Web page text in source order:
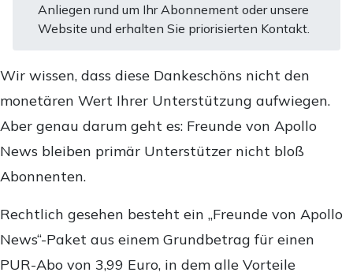
Anliegen rund um Ihr Abonnement oder unsere
Website und erhalten Sie priorisierten Kontakt.
Wir wissen, dass diese Dankeschöns nicht den
monetären Wert Ihrer Unterstützung aufwiegen.
Aber genau darum geht es: Freunde von Apollo
News bleiben primär Unterstützer nicht bloß
Abonnenten.
Rechtlich gesehen besteht ein „Freunde von Apollo
News“-Paket aus einem Grundbetrag für einen
PUR-Abo von 3,99 Euro, in dem alle Vorteile